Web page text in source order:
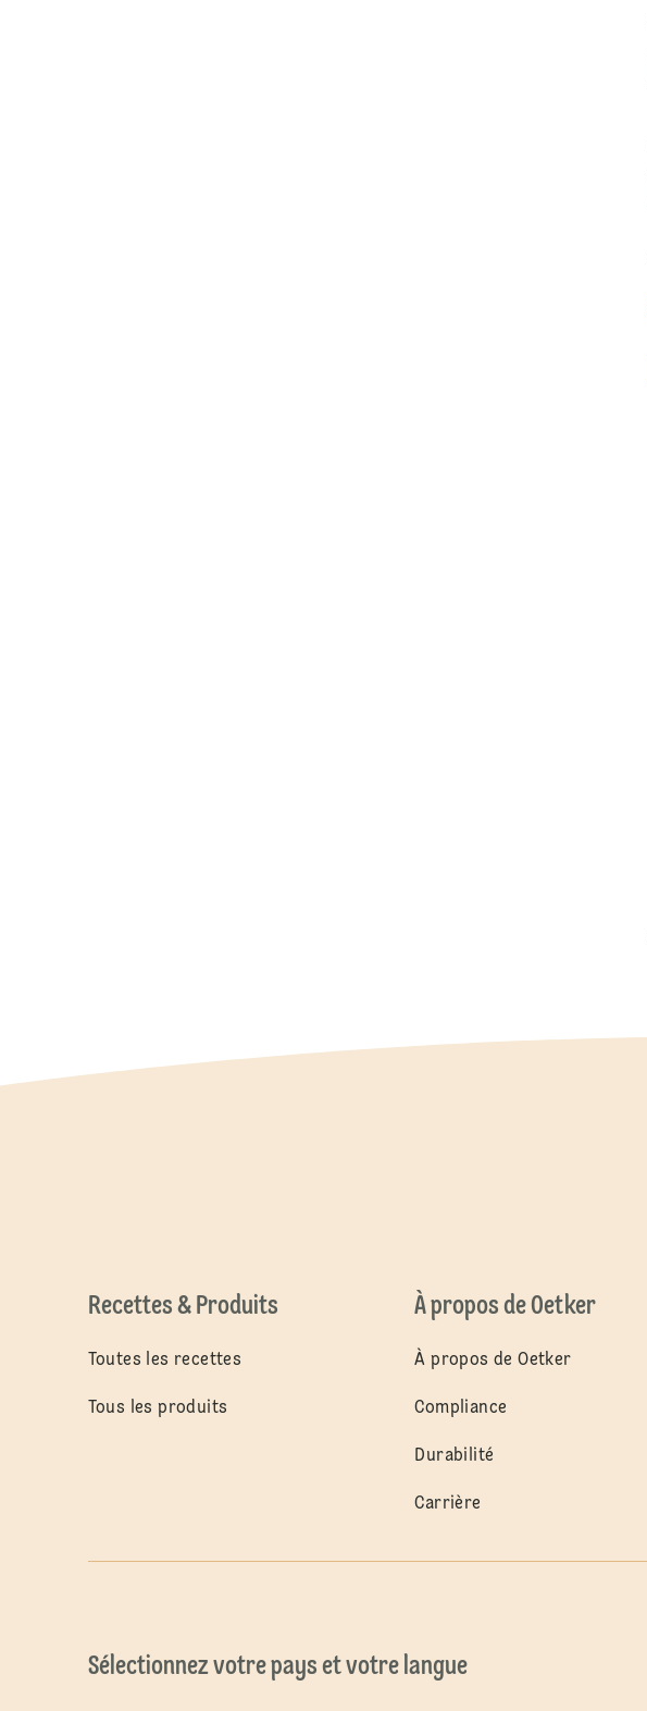
Recettes & Produits À propos de Oetker
Toutes les recettes
Tous les produits
À propos de Oetker
Compliance
Durabilité
Carrière
Sélectionnez votre pays et votre langue